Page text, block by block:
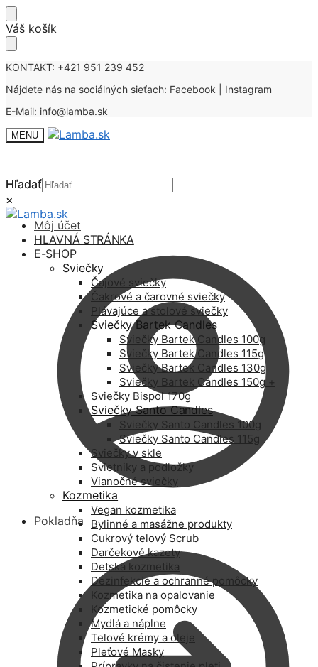
Skip
to
Skip
to
Váš košík
KONTAKT: +421 951 239 452
Nájdete nás na sociálných sieťach: Facebook
Instagram
E-Mail: info@lamba.sk
MENU
Hľadať
×
Môj účet
Pokladňa
Hľadať
×
HLAVNÁ STRÁNKA
E-SHOP
Sviečky
Čajové sviečky
Čakrové a čarovné sviečky
Plávajúce a stolové sviečky
Sviečky Bartek Candles
Sviečky Bartek Candles 100g
Sviečky Bartek Candles 115g
Sviečky Bartek Candles 130g
Sviečky Bartek Candles 150g +
Sviečky Bispol 170g
Sviečky Santo Candles
Sviečky Santo Candles 100g
Sviečky Santo Candles 115g
Sviečky v skle
Svietniky a podložky
Vianočné sviečky
Kozmetika
Vegan kozmetika
Bylinné a masážne produkty
Cukrový telový Scrub
Darčekové kazety
Detská kozmetika
Dezinfekcie a ochranné pomôcky
Kozmetika na opalovanie
Kozmetické pomôcky
Mydlá a náplne
Telové krémy a oleje
Pleťové Masky